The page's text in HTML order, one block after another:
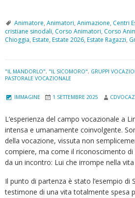
Animatore, Animatori, Animazione, Centri
cristiane sinodali, Corso Animatori, Corso
Chioggia, Estate, Estate 2026, Estate Ragazzi,
"IL MANDORLO", "IL SICOMORO", GRUPPI
PASTORALE VOCAZIONALE
IMMAGINE 1 SETTEMBRE 2025
L’esperienza del campo vocazionale a
intensa e umanamente coinvolgente.
della vocazione, vissuta non
compiere, ma come il riconoscimento di
da un incontro: Lui che irrompe nella
Il punto di partenza è stato l’esempio di
testimone di una vita totalmente spesa